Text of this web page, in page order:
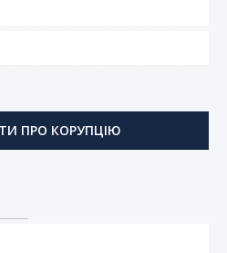
ПРО КОРУПЦІЮ